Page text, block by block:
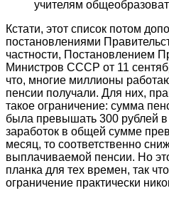
учителям
Кстати, этот список потом
постановлениями
частности, Постановлением
Министров СССР от 11
что, многие миллионы
пенсии получали. Для них,
такое ограничение: сумма
была превышать 300 рублей
заработок в общей сумме
месяц, то соответственно
выплачиваемой пенсии. Но
планка для тех времен, так
ограничение практически